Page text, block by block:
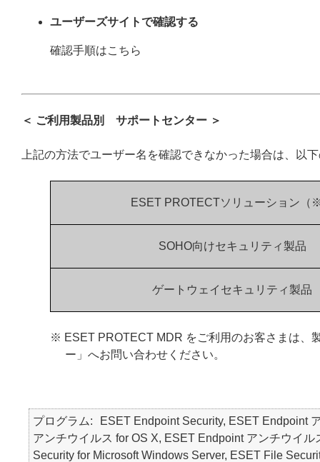
ユーザーズサイトで確認する
確認手順はこちら
＜ ご利用製品別 サポートセンター ＞
上記の方法でユーザー名を確認できなかった場合は、以
ESET PROTECTソリューション（
SOHO向けセキュリティ製品
ゲートウェイセキュリティ製品
※ ESET PROTECT MDR をご利用のお客さまは、
ー」へお問い合わせください。
プログラム
ESET Endpoint Security, ESET Endpoint
アンチウイルス for OS X, ESET Endpoint アンチウイ
Security for Microsoft Windows Server, ESET File